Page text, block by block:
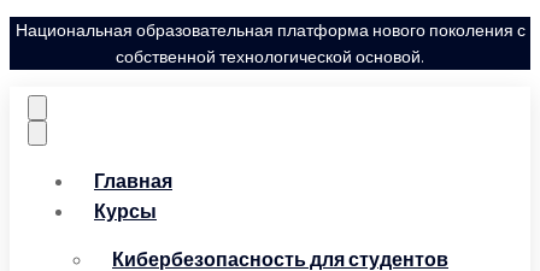
Национальная образовательная платформа нового поколения с
собственной технологической основой.
Главная
Курсы
Кибербезопасность для студентов